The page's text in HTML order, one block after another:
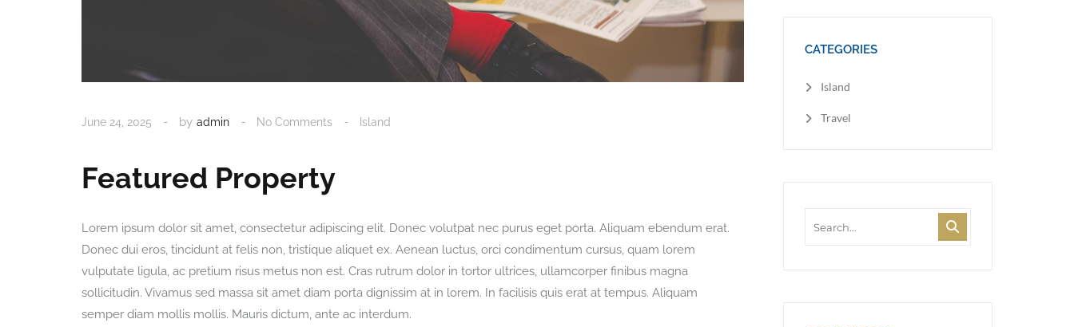
June 24, 2025 by admin No Comments Island
Featured Property
Lorem ipsum dolor sit amet, consectetur adipiscing elit. Donec volutpat nec purus eget porta. Aliquam ebendum erat.
Donec dui eros, tincidunt at felis non, tristique aliquet ex. Aenean luctus, orci condimentum cursus, quam lorem
vulputate ligula, ac pretium risus metus non est. Cras rutrum dolor in tortor ultrices, ullamcorper finibus magna
sollicitudin. Vivamus sed massa sit amet diam porta dignissim at in lorem. In facilisis quis erat at tempus. Aliquam
semper diam mollis mollis. Mauris dictum, ante ac interdum.
CATEGORIES
Island
Travel